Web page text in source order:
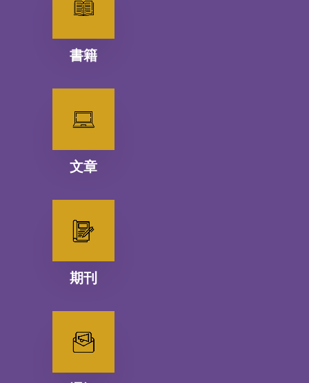
書籍
文章
期刊